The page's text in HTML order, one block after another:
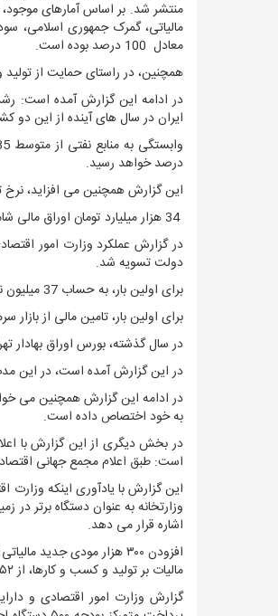
مالیاتی، گمرک جمهوری اسلامی،
معادل 100 درصد بوده است.
همچنین، در راستای حمایت از تولید و کاهش مالیات بر
در ادامه این گزارش آمده است:
ایران در سال های آینده از این دو
درصد خواهد رسید.
این گزارش همچنین می افزاید، نرخ تامین مالی دولت از رقم
34 هزار میلیارد تومان اوراق مالی شامل اسناد خزانه، برای پرداخت مطالبات طلبکاران منتشر شد.
دولت تسویه شد.
برای اولین بار، به حساب 37 میلیون نفر از ایرانیانی که شماره شبای خود را در سامانه سهام عدالت ثبت کرده بودند، سود سهام واریز شد.
برای اولین بار، تامین مالی از بازار سرمایه به رکورد 101 هزار
در سال گذشته، بورس اوراق بهادار تهران از لحاظ بازدهی شاخص
در این گزارش آمده است، در این مدت، رتبه ریسک اعتباری ایران از 6 به 5
به خود اختصاص داده است.
است: طبق اعلام مجمع جهانی اقتصاد، جمهوری اسلامی ایران در سال
وزارتخانه به عنوان دستگاه برتر
اشاره قرار می دهد.
افزودن ۳۰۰ هزار مودی
مالیات بر تولید و کسب و کارها، از ۵۲ به ۴۳ درصد در راستای افزایش عدالت مالیاتی از جمله دیگر موارد مورد اشاره در این گزارش است.